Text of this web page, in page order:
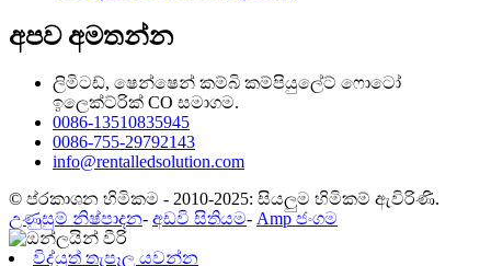
අපව අමතන්න
ලිමිටඩ්, ෂෙන්ෂෙන් කම්බි කම්පියුලේට් ෆොටෝ
ඉලෙක්ට්රික් CO සමාගම.
0086-13510835945
0086-755-29792143
info@rentalledsolution.com
© ප්රකාශන හිමිකම - 2010-2025: සියලුම හිමිකම් ඇවිරිණි.
උණුසුම් නිෂ්පාදන- අඩවි සිතියම- Amp ජංගම
විද්යුත් තැපෑල යවන්න